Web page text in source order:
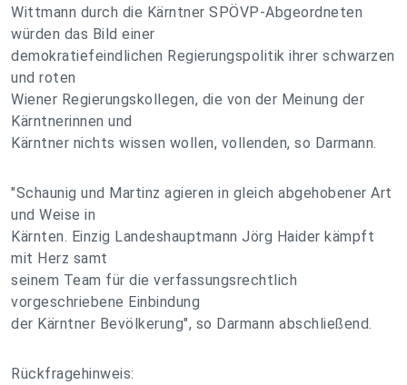
Wittmann durch die Kärntner SPÖVP-Abgeordneten
würden das Bild einer
demokratiefeindlichen Regierungspolitik ihrer schwarzen
und roten
Wiener Regierungskollegen, die von der Meinung der
Kärntnerinnen und
Kärntner nichts wissen wollen, vollenden, so Darmann.
"Schaunig und Martinz agieren in gleich abgehobener Art
und Weise in
Kärnten. Einzig Landeshauptmann Jörg Haider kämpft
mit Herz samt
seinem Team für die verfassungsrechtlich
vorgeschriebene Einbindung
der Kärntner Bevölkerung", so Darmann abschließend.
Rückfragehinweis: